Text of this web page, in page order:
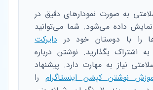
به صورت نمودارهای دقیق در
داده می‌شود. شما می‌توانید
را با دوستان خود در دایرکت
به اشتراک بگذارید. نوشتن درباره
نیاز به مهارت دارد. پیشنهاد
نوشتن کپشن اینستاگرام را